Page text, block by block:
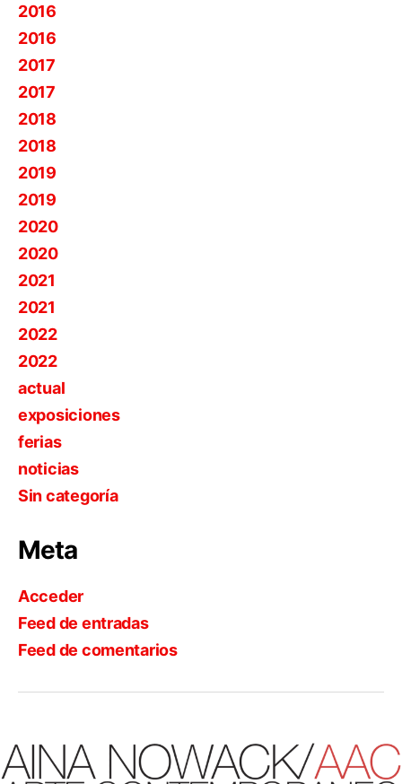
2016
2016
2017
2017
2018
2018
2019
2019
2020
2020
2021
2021
2022
2022
actual
exposiciones
ferias
noticias
Sin categoría
Meta
Acceder
Feed de entradas
Feed de comentarios